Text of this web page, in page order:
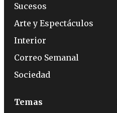
Sucesos
Arte y Espectáculos
Interior
Correo Semanal
Sociedad
Temas